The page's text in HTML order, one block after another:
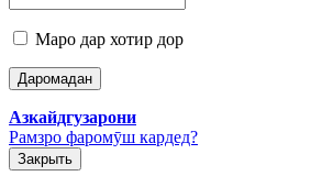
Маро дар хотир дор
Азкайдгузарони
Рамзро фаромӯш кардед?
Закрыть